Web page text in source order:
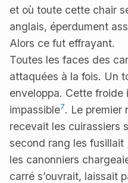
et où toute cette chair
anglais, éperdument
Alors ce fut effrayant.
Toutes les faces des
attaquées à la fois. Un
enveloppa. Cette froide
impassible7. Le premier
recevait les cuirassiers
second rang les
les canonniers
carré s’ouvrait, laissait